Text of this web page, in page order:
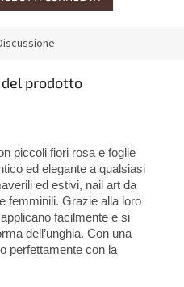
prodotto
piccoli fiori rosa e foglie
ed elegante a qualsiasi
ed estivi, nail art da
femminili. Grazie alla loro
facilmente e si
dell’unghia. Con una
perfettamente con la